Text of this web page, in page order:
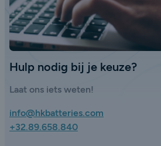
Hulp nodig bij je keuze?
Laat ons iets weten!
info@hkbatteries.com
+32.89.658.840